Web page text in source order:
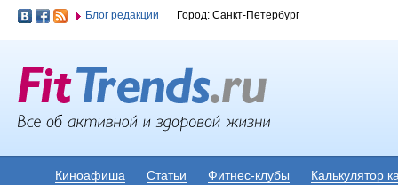
Блог редакции Город: Санкт-Петербург
Киноафиша Статьи Фитнес-клубы Калькулятор